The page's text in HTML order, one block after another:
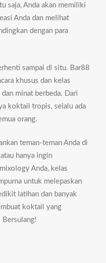
saja, Anda akan memiliki
Anda dan melihat
dengan para
sampai di situ. Bar88
khusus dan kelas
minat berbeda. Dari
koktail tropis, selalu ada
orang.
teman-teman Anda di
hanya ingin
Anda, kelas
untuk melepaskan
latihan dan banyak
koktail yang
Bersulang!